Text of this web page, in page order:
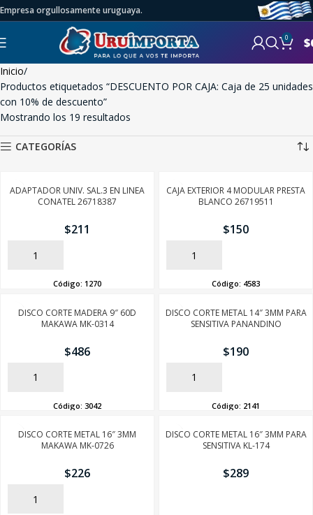
Empresa orgullosamente uruguaya.
0 $
Inicio
Productos etiquetados “DESCUENTO POR CAJA: Caja de 25 unidades
con 10% de descuento”
Mostrando los 19 resultados
CATEGORÍAS
ADAPTADOR UNIV. SAL.3 EN LINEA
CONATEL 26718387
$211
AÑADIR
Código: 1270
CAJA EXTERIOR 4 MODULAR PRESTA
BLANCO 26719511
$150
AÑADIR
Código: 4583
DISCO CORTE MADERA 9″ 60D
MAKAWA MK-0314
$486
AÑADIR
Código: 3042
DISCO CORTE METAL 14″ 3MM PARA
SENSITIVA PANANDINO
$190
AÑADIR
Código: 2141
DISCO CORTE METAL 16″ 3MM
MAKAWA MK-0726
$226
AÑADIR
DISCO CORTE METAL 16″ 3MM PARA
SENSITIVA KL-174
$289